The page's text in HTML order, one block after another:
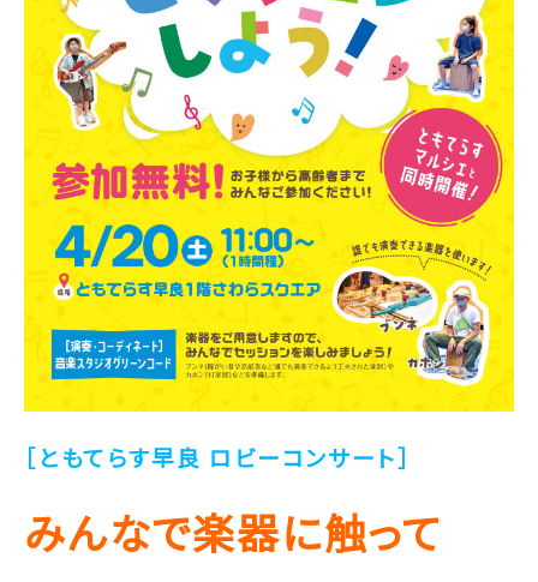
［ともてらす早良 ロビーコンサート］
みんなで楽器に触って